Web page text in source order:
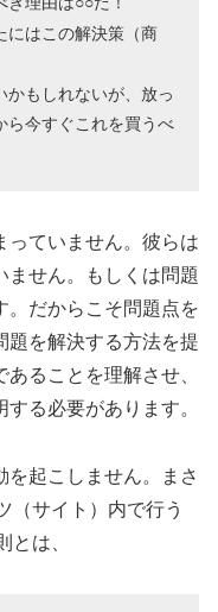
にはこの解決策（商
かもしれないが、放っ
ら今すぐこれを買うべ
っていません。彼らは
ません。もしくは問題
。だからこそ問題点を
題を解決する方法を提
ることを理解させ、
る必要があります。
を起こしません。まさ
（サイト）内で行う
とは、